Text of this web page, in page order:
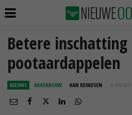
Betere
pootaardappelen
NIEUWS AKKERBOUW HAN REINDSEN 26 MAA